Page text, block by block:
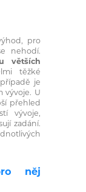
pro
nehodí.
větších
těžké
je
vývoje. U
přehled
vývoje,
zadání.
něj